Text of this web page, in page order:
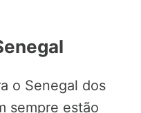
o Senegal dos
sempre estão